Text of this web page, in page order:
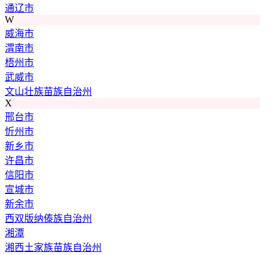
通辽市
W
威海市
渭南市
梧州市
武威市
文山壮族苗族自治州
X
邢台市
忻州市
新乡市
许昌市
信阳市
宣城市
新余市
西双版纳傣族自治州
湘潭
湘西土家族苗族自治州